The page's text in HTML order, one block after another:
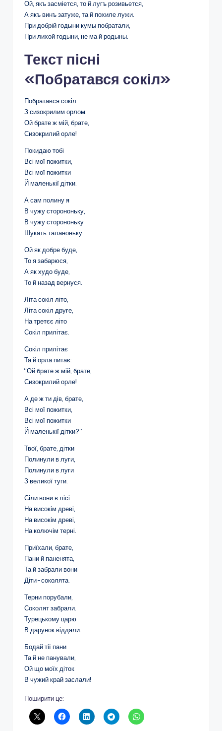
Ой, якъ засміется, то й лугъ розивьется,
А якъ винъ затуже, та й похиле лужи.
При добрій годыни кумы побратали,
При лихой годыни, не ма й родыны.
Текст пісні
«Побратався сокіл»
Побратався сокіл
З сизокрилим орлом:
Ой брате ж мій, брате,
Сизокрилий орле!
Покидаю тобі
Всі мої пожитки,
Всі мої пожитки
Й маленькії дітки.
А сам полину я
В чужу сторононьку,
В чужу сторононьку
Шукать таланоньку.
Ой як добре буде,
То я забарюся,
А як худо буде,
То й назад вернуся.
Літа сокіл літо,
Літа сокіл друге,
На третєє літо
Сокіл прилітає.
Сокіл прилітає
Та й орла питає:
“Ой брате ж мій, брате,
Сизокрилий орле!
А де ж ти дів, брате,
Всі мої пожитки,
Всі мої пожитки
Й маленькії дітки?”
Твої, брате, дітки
Полинули в луги,
Полинули в луги
З великої туги.
Сіли вони в лісі
На високім древі,
На високім древі,
На колючім терні.
Приїхали, брате,
Пани й паненята,
Та й забрали вони
Діти-соколята.
Терни порубали,
Соколят забрали.
Турецькому царю
В дарунок віддали.
Бодай тії пани
Та й не панували,
Ой що моїх діток
В чужий край заслали!
Поширити це: